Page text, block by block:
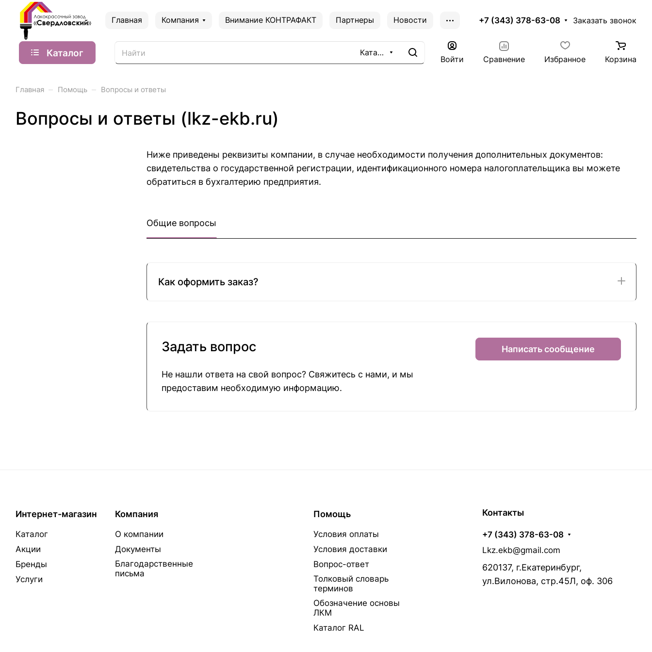
Главная Компания Внимание КОНТРАФАКТ Партнеры Новости +7 (343) 378-63-08 Заказать звонок
Каталог Каталог
Войти Сравнение Избранное Корзина
Главная – Помощь – Вопросы и ответы
Вопросы и ответы (lkz-ekb.ru)
Ниже приведены реквизиты компании, в случае необходимости получения дополнительных документов:
свидетельства о государственной регистрации, идентификационного номера налогоплательщика вы можете
обратиться в бухгалтерию предприятия.
Общие вопросы
Как оформить заказ?
Задать вопрос
Не нашли ответа на свой вопрос? Свяжитесь с нами, и мы
предоставим необходимую информацию.
Написать сообщение
Интернет-магазин
Каталог
Акции
Бренды
Услуги
Компания
О компании
Документы
Благодарственные
письма
Помощь
Условия оплаты
Условия доставки
Вопрос-ответ
Толковый словарь
терминов
Обозначение основы
ЛКМ
Каталог RAL
Контакты
+7 (343) 378-63-08
Lkz.ekb@gmail.com
620137, г.Екатеринбург,
ул.Вилонова, стр.45Л, оф. 306